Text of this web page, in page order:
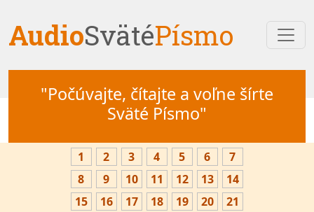
AudioSvätéPísmo
"Počúvajte, čítajte a voľne šírte
Sväté Písmo"
1 2 3 4 5 6
7
8
9 10 11 12 13
14
15
16 17 18 19 20
21